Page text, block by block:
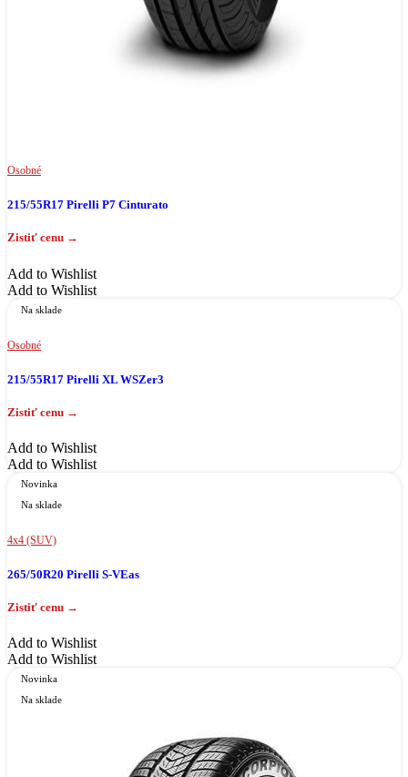
Osobné
215/55R17 Pirelli P7 Cinturato
Add to Wishlist
Add to Wishlist
Na sklade
Osobné
215/55R17 Pirelli XL WSZer3
Add to Wishlist
Add to Wishlist
Novinka
Na sklade
4x4 (SUV)
265/50R20 Pirelli S-VEas
Add to Wishlist
Add to Wishlist
Novinka
Na sklade